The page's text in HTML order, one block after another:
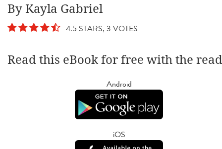
By Kayla Gabriel
4.5 STARS, 3 VOTES
Read this eBook for free with the
Android
iOS